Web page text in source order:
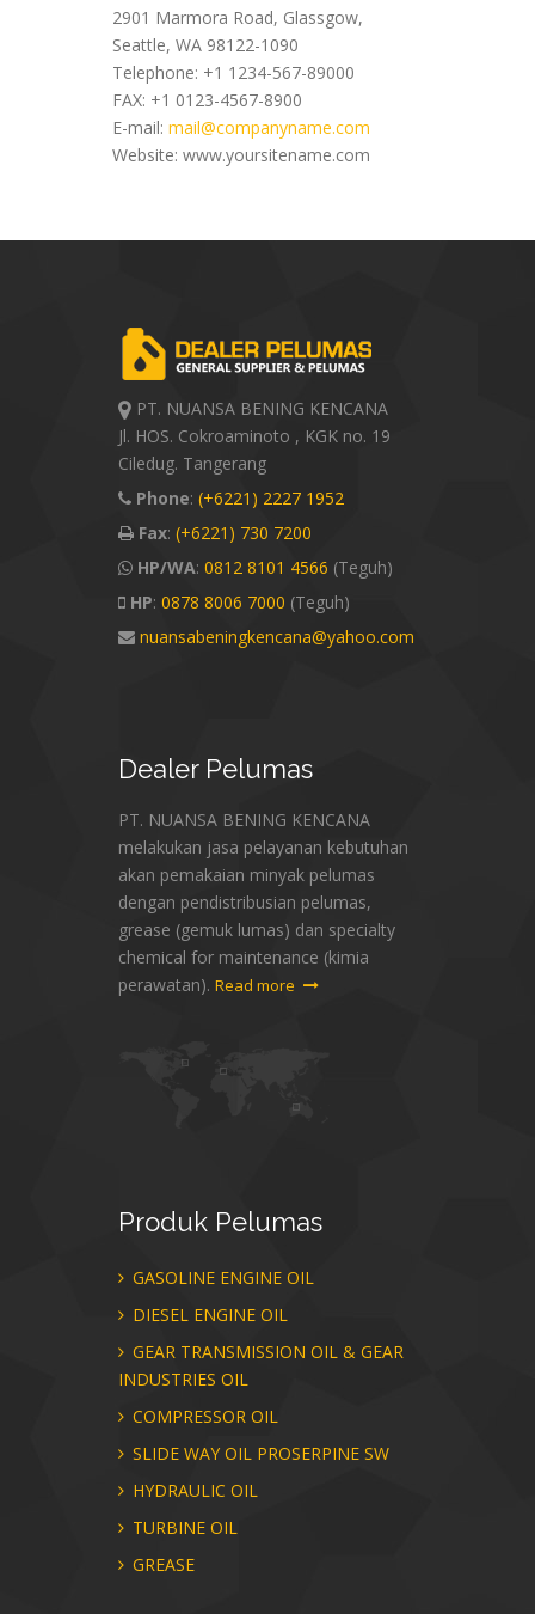
2901 Marmora Road, Glassgow,
Seattle, WA 98122-1090
Telephone: +1 1234-567-89000
FAX: +1 0123-4567-8900
E-mail: mail@companyname.com
Website: www.yoursitename.com
PT. NUANSA BENING KENCANA
Jl. HOS. Cokroaminoto , KGK no. 19
Ciledug. Tangerang
Phone: (+6221) 2227 1952
Fax: (+6221) 730 7200
HP/WA: 0812 8101 4566 (Teguh)
HP: 0878 8006 7000 (Teguh)
nuansabeningkencana@yahoo.com
DealerPelumas
PT. NUANSA BENING KENCANA
melakukan jasa pelayanan kebutuhan
akan pemakaian minyak pelumas
dengan pendistribusian pelumas,
grease (gemuk lumas) dan specialty
chemical for maintenance (kimia
perawatan). Read more
Produk Pelumas
GASOLINE ENGINE OIL
DIESEL ENGINE OIL
GEAR TRANSMISSION OIL & GEAR
INDUSTRIES OIL
COMPRESSOR OIL
SLIDE WAY OIL PROSERPINE SW
HYDRAULIC OIL
TURBINE OIL
GREASE